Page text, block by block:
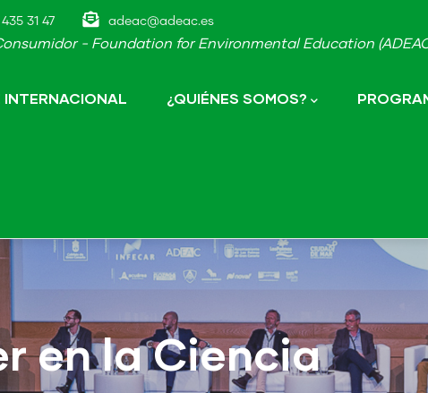
31 47 adeac@adeac.es
- Foundation for Environmental Education
INTERNACIONAL ¿QUIÉNES SOMOS?
en la Ciencia